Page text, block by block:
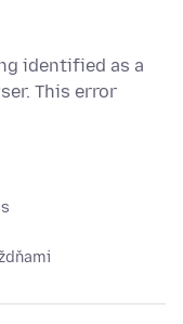
identified as a
This error